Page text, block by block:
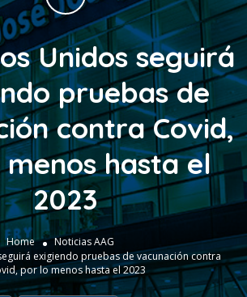
Unidos seguirá
pruebas de
contra Covid,
hasta el
2023
Home
Noticias AAG
exigiendo pruebas de vacunación contra
por lo menos hasta el 2023